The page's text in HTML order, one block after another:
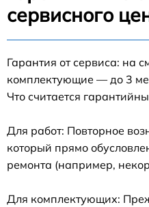
сервисного
Гарантия от сервиса: на
комплектующие — до 3
Что считается
Для работ: Повторное
который прямо
ремонта (например,
Для комплектующих: